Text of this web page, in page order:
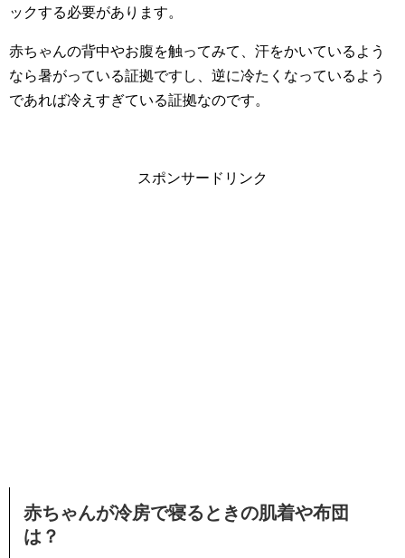
ックする必要があります。
赤ちゃんの背中やお腹を触ってみて、汗をかいているよう
なら暑がっている証拠ですし、逆に冷たくなっているよう
であれば冷えすぎている証拠なのです。
スポンサードリンク
赤ちゃんが冷房で寝るときの肌着や布団
は？